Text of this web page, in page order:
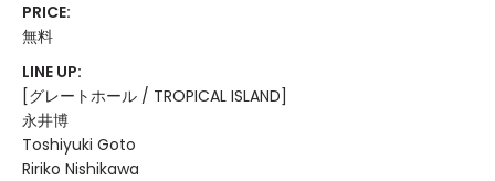
PRICE:
無料
LINE UP:
[グレートホール / TROPICAL ISLAND]
永井博
Toshiyuki Goto
Ririko Nishikawa